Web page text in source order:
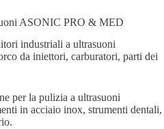
ASONIC PRO & MED
industriali a ultrasuoni
da iniettori, carburatori, parti dei
per la pulizia a ultrasuoni
in acciaio inox, strumenti dentali,